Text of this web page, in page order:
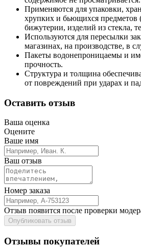
Применяются для упаковки,
хрупких и бьющихся предметов
бижутерии, изделий из стекла,
Используются для пересылки
магазинах, на производстве, в
Пакеты водонепроницаемы и
прочность.
Структура и толщина
от повреждений при ударах и
Оставить отзыв
Ваша оценка
Оцените
Ваше имя
Ваш отзыв
Номер заказа
Отзыв появится после проверки
Опубликовать отзыв
Отзывы покупателей